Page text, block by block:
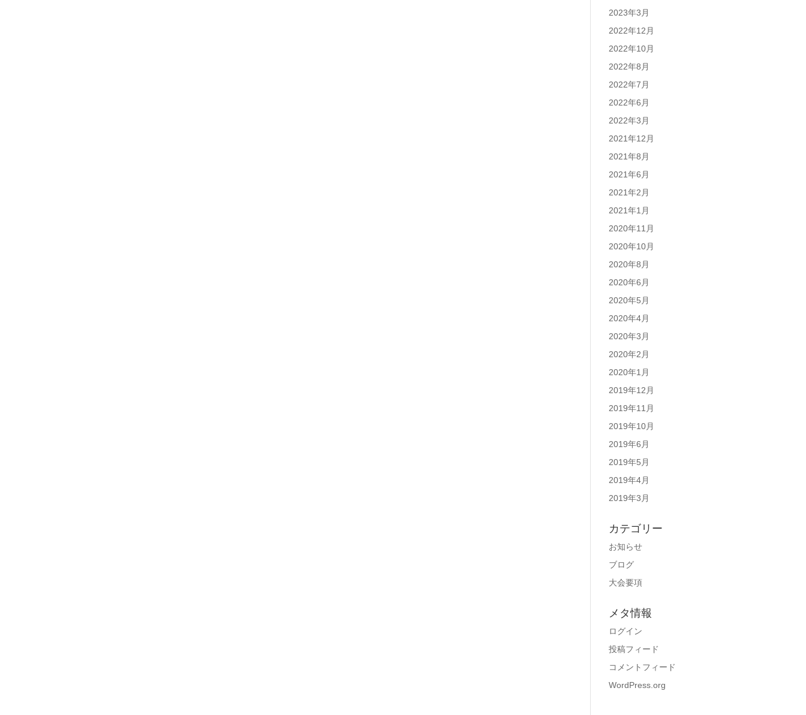
2023年3月
2022年12月
2022年10月
2022年8月
2022年7月
2022年6月
2022年3月
2021年12月
2021年8月
2021年6月
2021年2月
2021年1月
2020年11月
2020年10月
2020年8月
2020年6月
2020年5月
2020年4月
2020年3月
2020年2月
2020年1月
2019年12月
2019年11月
2019年10月
2019年6月
2019年5月
2019年4月
2019年3月
カテゴリー
お知らせ
ブログ
大会要項
メタ情報
ログイン
投稿フィード
コメントフィード
WordPress.org